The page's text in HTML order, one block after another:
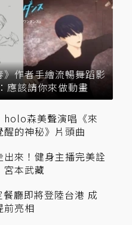
》作者手繪流暢舞蹈影
應該請你來做動畫
holo森美聲演唱《來
醒的神秘》片頭曲
出來！健身主播完美詮
宮本武藏
餐廳即將登陸台港 成
前亮相